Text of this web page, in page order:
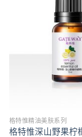
格特惟精油美肤系列
格特惟深山野果柠